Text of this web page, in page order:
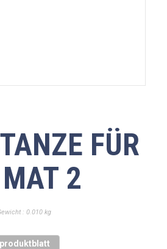
FÜR
2
: 0.010 kg